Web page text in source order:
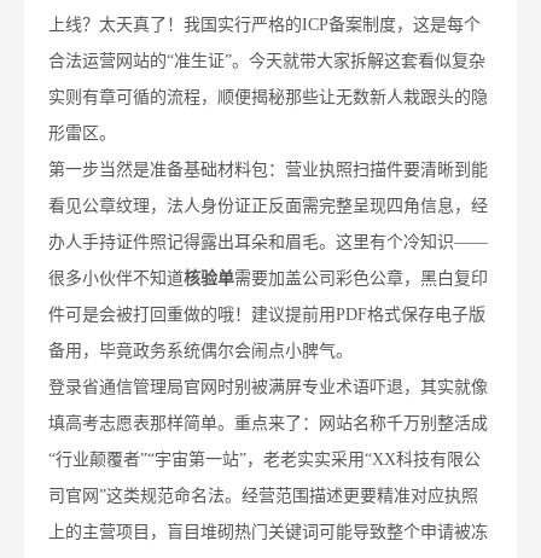
上线？太天真了！我国实行严格的ICP备案制度，这是每个
合法运营网站的“准生证”。今天就带大家拆解这套看似复杂
实则有章可循的流程，顺便揭秘那些让无数新人栽跟头的隐
形雷区。
第一步当然是准备基础材料包：营业执照扫描件要清晰到能
看见公章纹理，法人身份证正反面需完整呈现四角信息，经
办人手持证件照记得露出耳朵和眉毛。这里有个冷知识——
很多小伙伴不知道核验单需要加盖公司彩色公章，黑白复印
件可是会被打回重做的哦！建议提前用PDF格式保存电子版
备用，毕竟政务系统偶尔会闹点小脾气。
登录省通信管理局官网时别被满屏专业术语吓退，其实就像
填高考志愿表那样简单。重点来了：网站名称千万别整活成
“行业颠覆者”“宇宙第一站”，老老实实采用“XX科技有限公
司官网”这类规范命名法。经营范围描述更要精准对应执照
上的主营项目，盲目堆砌热门关键词可能导致整个申请被冻